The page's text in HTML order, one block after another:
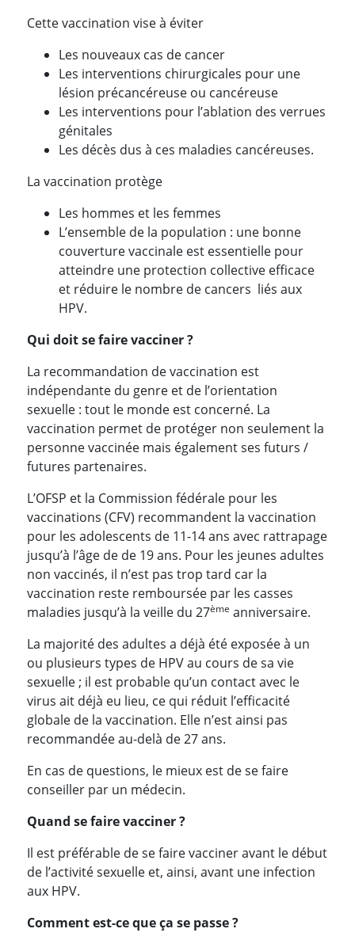
Cette vaccination vise à éviter
Les nouveaux cas de cancer
Les interventions chirurgicales pour une
lésion précancéreuse ou cancéreuse
Les interventions pour l’ablation des verrues
génitales
Les décès dus à ces maladies cancéreuses.
La vaccination protège
Les hommes et les femmes
L’ensemble de la population : une bonne
couverture vaccinale est essentielle pour
atteindre une protection collective efficace
et réduire le nombre de cancers liés aux
HPV.
Qui doit se faire vacciner ?
La recommandation de vaccination est
indépendante du genre et de l’orientation
sexuelle : tout le monde est concerné. La
vaccination permet de protéger non seulement la
personne vaccinée mais également ses futurs /
futures partenaires.
L’OFSP et la Commission fédérale pour les
vaccinations (CFV) recommandent la vaccination
pour les adolescents de 11-14 ans avec rattrapage
jusqu’à l’âge de de 19 ans. Pour les jeunes adultes
non vaccinés, il n’est pas trop tard car la
vaccination reste remboursée par les casses
maladies jusqu’à la veille du 27ème anniversaire.
La majorité des adultes a déjà été exposée à un
ou plusieurs types de HPV au cours de sa vie
sexuelle ; il est probable qu’un contact avec le
virus ait déjà eu lieu, ce qui réduit l’efficacité
globale de la vaccination. Elle n’est ainsi pas
recommandée au-delà de 27 ans.
En cas de questions, le mieux est de se faire
conseiller par un médecin.
Quand se faire vacciner ?
Il est préférable de se faire vacciner avant le début
de l’activité sexuelle et, ainsi, avant une infection
aux HPV.
Comment est-ce que ça se passe ?